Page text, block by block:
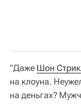
"Даже Шон
на клоуна.
на деньгах?